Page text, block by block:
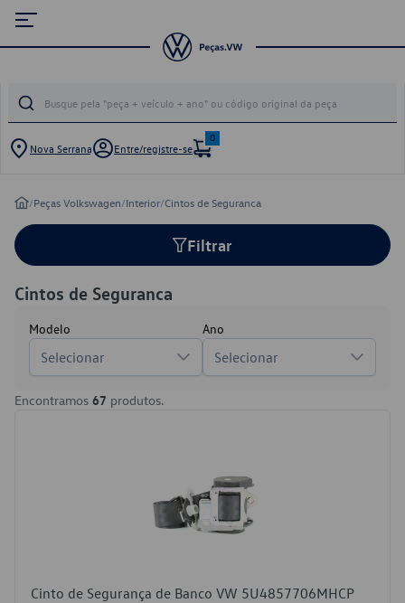
Nova Serrana Entre/registre-se
0
/Peças Volkswagen/Interior/Cintos de Seguranca
Filtrar
Cintos de Seguranca
Modelo
Selecionar
Ano
Selecionar
Encontramos 67 produtos.
Cinto de Segurança de Banco VW 5U4857706MHCP